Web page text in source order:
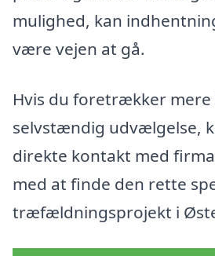
mulighed, kan
være vejen at gå.
Hvis du foretrækker
selvstændig udvælgelse,
direkte kontakt med
med at finde den rette
træfældningsprojekt i